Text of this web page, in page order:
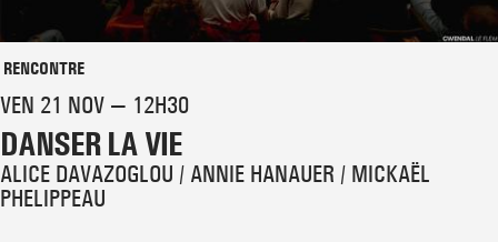
RENCONTRE
VEN 21 NOV — 12H30
DANSER LA VIE
ALICE DAVAZOGLOU / ANNIE HANAUER / MICKAËL
PHELIPPEAU